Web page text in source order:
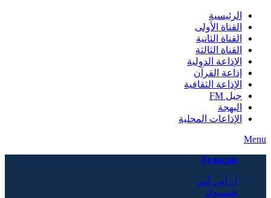
الرئيسية
القناة الأولى
القناة الثانية
القناة الثالثة
الإذاعة الدولية
إذاعة القرآن
الإذاعة الثقافية
جيل FM
البهجة
الإذاعات المحلية
Menu
Français
آر أس أس
فيسبوك